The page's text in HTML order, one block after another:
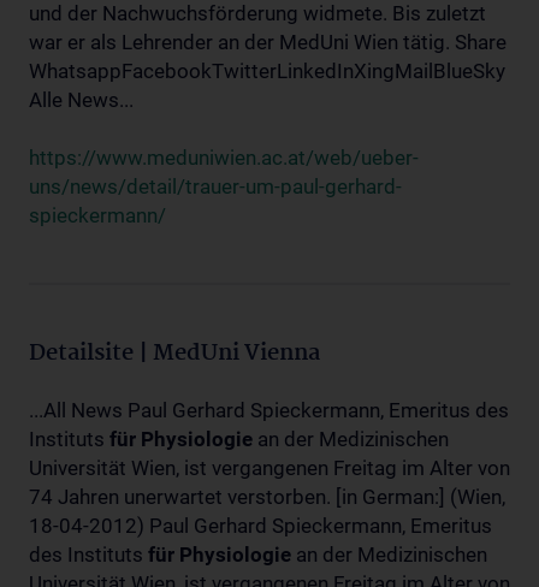
und der Nachwuchsförderung widmete. Bis zuletzt
war er als Lehrender an der MedUni Wien tätig. Share
WhatsappFacebookTwitterLinkedInXingMailBlueSky
Alle News...
https://www.meduniwien.ac.at/web/ueber-
uns/news/detail/trauer-um-paul-gerhard-
spieckermann/
Detailsite | MedUni Vienna
...All News Paul Gerhard Spieckermann, Emeritus des
Instituts für Physiologie an der Medizinischen
Universität Wien, ist vergangenen Freitag im Alter von
74 Jahren unerwartet verstorben. [in German:] (Wien,
18-04-2012) Paul Gerhard Spieckermann, Emeritus
des Instituts für Physiologie an der Medizinischen